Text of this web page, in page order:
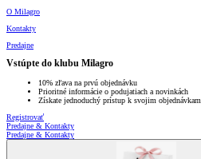
O Milagro
Kontakty
Predajne
Vstúpte do klubu Milagro
10% zľava na prvú objednávku
Prioritné informácie o podujatiach a novinkách
Získate jednoduchý prístup k svojim objednávkam
Registrovať
Predajne & Kontakty
Predajne & Kontakty